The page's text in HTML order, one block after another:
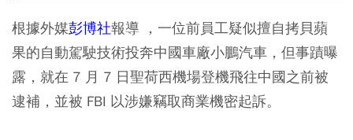
根據外媒彭博社報導 ，一位前員工疑似擅自拷貝蘋
果的自動駕駛技術投奔中國車廠小鵬汽車，但事蹟曝
露，就在 7 月 7 日聖荷西機場登機飛往中國之前被
逮補，並被 FBI 以涉嫌竊取商業機密起訴。